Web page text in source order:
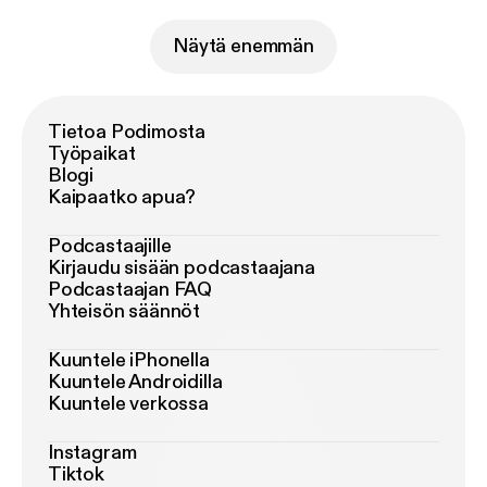
Näytä enemmän
Tietoa Podimosta
Työpaikat
Blogi
Kaipaatko apua?
Podcastaajille
Kirjaudu sisään podcastaajana
Podcastaajan FAQ
Yhteisön säännöt
Kuuntele iPhonella
Kuuntele Androidilla
Kuuntele verkossa
Instagram
Tiktok